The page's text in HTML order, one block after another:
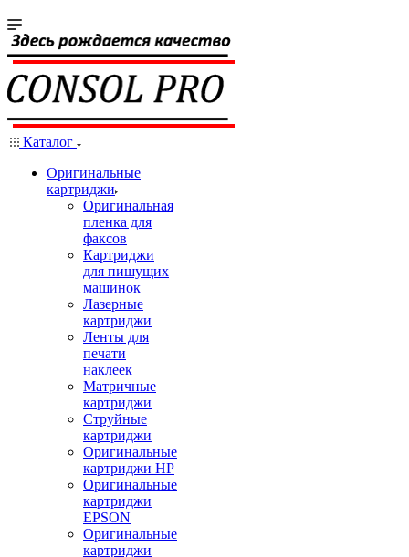
Каталог
Оригинальные
картриджи
Оригинальная
пленка для
факсов
Картриджи
для пишущих
машинок
Лазерные
картриджи
Ленты для
печати
наклеек
Матричные
картриджи
Струйные
картриджи
Оригинальные
картриджи HP
Оригинальные
картриджи
EPSON
Оригинальные
картриджи